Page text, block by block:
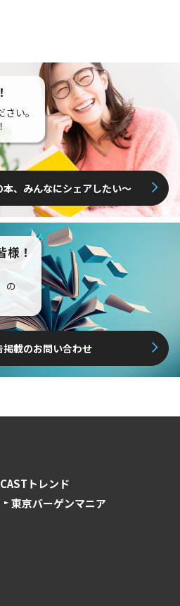
い。
本、みんなにシェアしたい〜
様！
の
掲載のお問い合わせ
トレンド
東京バーゲンマニア